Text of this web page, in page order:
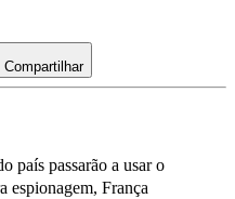
Compartilhar
país passarão a usar o
espionagem, França